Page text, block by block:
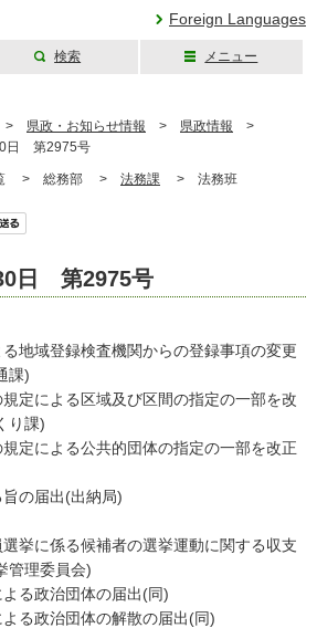
Foreign Languages
検索 メニュー
> 県政・お知らせ情報 > 県政情報 >
日 第2975号
> 総務部 > 法務課 > 法務班
日 第2975号
地域登録検査機関からの登録事項の変更
課)
定による区域及び区間の指定の一部を改
り課)
定による公共的団体の指定の一部を改正
の届出(出納局)
挙に係る候補者の選挙運動に関する収支
管理委員会)
る政治団体の届出(同)
る政治団体の解散の届出(同)